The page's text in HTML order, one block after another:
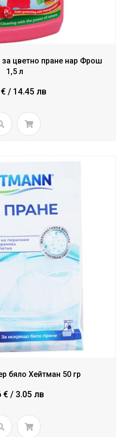
за цветно пране нар Фрош
1,5 л
/ 14.45 лв
бяло Хейтман 50 гр
€ / 3.05 лв